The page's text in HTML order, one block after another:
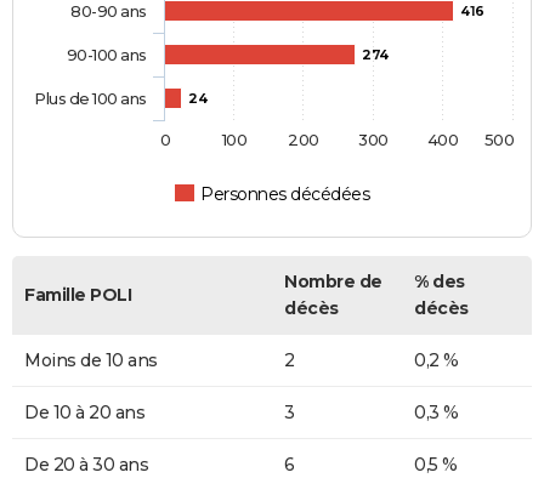
416
274
24
Personnes décédées
80-90 ans
90-100 ans
Plus de 100 ans
0 100 200 300 400 500
Famille POLI
Nombre de
décès
% des
décès
Moins de 10 ans 2 0,2 %
De 10 à 20 ans 3 0,3 %
De 20 à 30 ans 6 0,5 %